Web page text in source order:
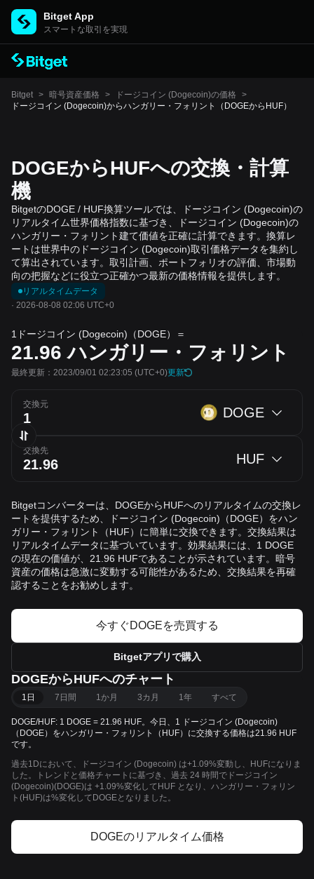
Bitget App
スマートな取引を実現
Bitget > 暗号資産価格 > ドージコイン (Dogecoin)の価格
>
ドージコイン (Dogecoin)からハンガリー・フォリント（DOGEからHUF）
DOGEからHUFへの交換・計算
機
BitgetのDOGE / HUF換算ツールでは、ドージコイン (Dogecoin)の
リアルタイム世界価格指数に基づき、ドージコイン (Dogecoin)の
ハンガリー・フォリント建て価値を正確に計算できます。換算レ
ートは世界中のドージコイン (Dogecoin)取引価格データを集約し
て算出されています。取引計画、ポートフォリオの評価、市場動
向の把握などに役立つ正確かつ最新の価格情報を提供します。
リアルタイムデータ
· 2026-08-08 02:06 UTC+0
1ドージコイン (Dogecoin)（DOGE）＝
21.96 ハンガリー・フォリント
最終更新：2023/09/01 02:23:05 (UTC+0)更新
交換元
DOGE
交換先
HUF
Bitgetコンバーターは、DOGEからHUFへのリアルタイムの交換レ
ートを提供するため、ドージコイン (Dogecoin)（DOGE）をハン
ガリー・フォリント（HUF）に簡単に交換できます。交換結果は
リアルタイムデータに基づいています。効果結果には、1 DOGE
の現在の価値が、21.96 HUFであることが示されています。暗号
資産の価格は急激に変動する可能性があるため、交換結果を再確
認することをお勧めします。
今すぐDOGEを売買する
Bitgetアプリで購入
DOGEからHUFへのチャート
1日 7日間 1か月 3カ月 1年 すべて
DOGE/HUF: 1 DOGE = 21.96 HUF。今日、1 ドージコイン (Dogecoin)
（DOGE）をハンガリー・フォリント（HUF）に交換する価格は21.96 HUF
です。
過去1Dにおいて、ドージコイン (Dogecoin) は+1.09%変動し、HUFになりま
した。トレンドと価格チャートに基づき、過去 24 時間でドージコイン
(Dogecoin)(DOGE)は +1.09%変化してHUF となり、ハンガリー・フォリン
ト(HUF)は%変化してDOGEとなりました。
DOGEのリアルタイム価格